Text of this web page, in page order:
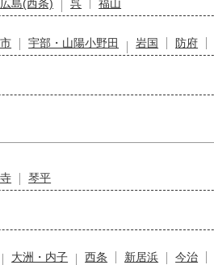
島(西条) 呉
福山
宇部・山陽小野田 岩国 防府
琴平
大洲・内子 西条 新居浜 今治